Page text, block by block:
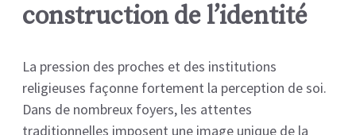
construction de l’identité
La pression des proches et des institutions
religieuses façonne fortement la perception de soi.
Dans de nombreux foyers, les attentes
traditionnelles imposent une image unique de la